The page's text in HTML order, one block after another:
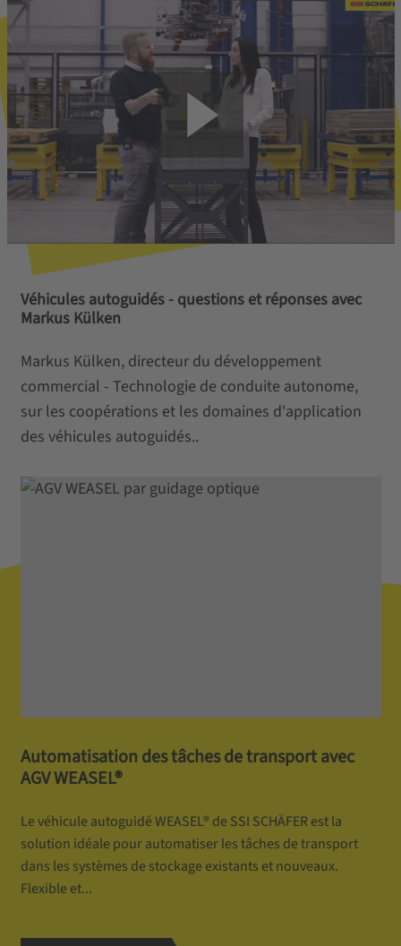
Véhicules autoguidés - questions et réponses avec
Markus Külken
Markus Külken, directeur du développement
commercial - Technologie de conduite autonome,
sur les coopérations et les domaines d'application
des véhicules autoguidés..
Automatisation des tâches de transport avec
AGV WEASEL®
Le véhicule autoguidé WEASEL® de SSI SCHÄFER est la
solution idéale pour automatiser les tâches de transport
dans les systèmes de stockage existants et nouveaux.
Flexible et...